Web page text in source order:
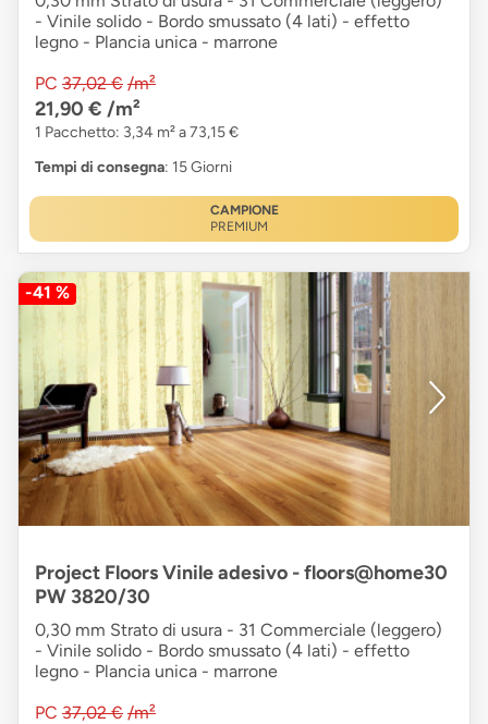
- Vinile solido - Bordo smussato (4 lati) - effetto
legno - Plancia unica - marrone
PC 37,02 € /m²
21,90 € /m²
1 Pacchetto: 3,34 m² a 73,15 €
Tempi di consegna: 15 Giorni
CAMPIONE
PREMIUM
-41 %
Project Floors Vinile adesivo - floors@home30
PW 3820/30
0,30 mm Strato di usura - 31 Commerciale (leggero)
- Vinile solido - Bordo smussato (4 lati) - effetto
legno - Plancia unica - marrone
PC 37,02 € /m²